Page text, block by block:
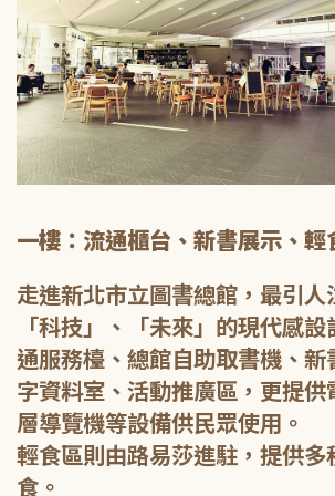
一樓：流通櫃台、新書展示、輕
走進新北市立圖書總館，最引人
「科技」、「未來」的現代感
通服務檯、總館自助取書機、新
字資料室、活動推廣區，更提供
層導覽機等設備供民眾使用。
輕食區則由路易莎進駐，提供多
食。